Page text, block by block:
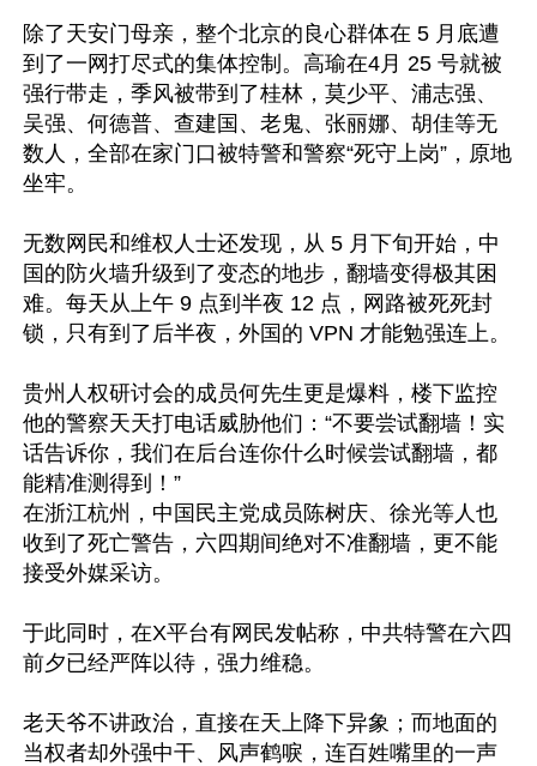
除了天安门母亲，整个北京的良心群体在 5 月底遭
到了一网打尽式的集体控制。高瑜在4月 25 号就被
强行带走，季风被带到了桂林，莫少平、浦志强、
吴强、何德普、查建国、老鬼、张丽娜、胡佳等无
数人，全部在家门口被特警和警察“死守上岗”，原地
坐牢。
无数网民和维权人士还发现，从 5 月下旬开始，中
国的防火墙升级到了变态的地步，翻墙变得极其困
难。每天从上午 9 点到半夜 12 点，网路被死死封
锁，只有到了后半夜，外国的 VPN 才能勉强连上。
贵州人权研讨会的成员何先生更是爆料，楼下监控
他的警察天天打电话威胁他们：“不要尝试翻墙！实
话告诉你，我们在后台连你什么时候尝试翻墙，都
能精准测得到！”
在浙江杭州，中国民主党成员陈树庆、徐光等人也
收到了死亡警告，六四期间绝对不准翻墙，更不能
接受外媒采访。
于此同时，在X平台有网民发帖称，中共特警在六四
前夕已经严阵以待，强力维稳。
老天爷不讲政治，直接在天上降下异象；而地面的
当权者却外强中干、风声鹤唳，连百姓嘴里的一声